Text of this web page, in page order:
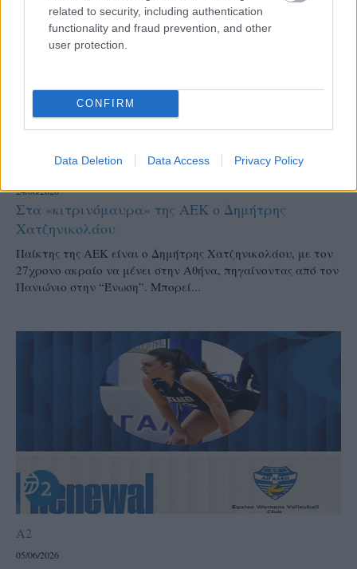
related to security, including authentication
functionality and fraud prevention, and other
user protection.
CONFIRM
Data Deletion Data Access Privacy Policy
24/06/2026
Στα «κιτρινόμαυρα» της ΑΕΚ ο Δημήτρης
Χατζηνικολάου
Παίκτης της ΑΕΚ είναι ο Δημήτρης Χατζηνικολάου, με τον
27χρονο ακραίο να μένει στην Αθήνα, πηγαίνοντας από τον
Πανιώνιο στην “Ένωση”. Μπορεί...
A2
05/06/2026